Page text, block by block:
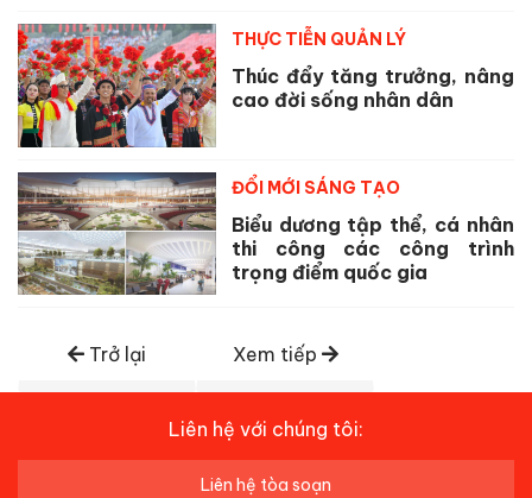
THỰC TIỄN QUẢN LÝ
Thúc đẩy tăng trưởng, nâng
cao đời sống nhân dân
ĐỔI MỚI SÁNG TẠO
Biểu dương tập thể, cá nhân
thi công các công trình
trọng điểm quốc gia
Trở lại Xem tiếp
Liên hệ với chúng tôi:
Liên hệ tòa soạn